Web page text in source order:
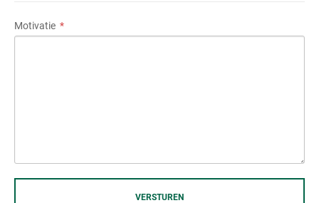
Motivatie
VERSTUREN